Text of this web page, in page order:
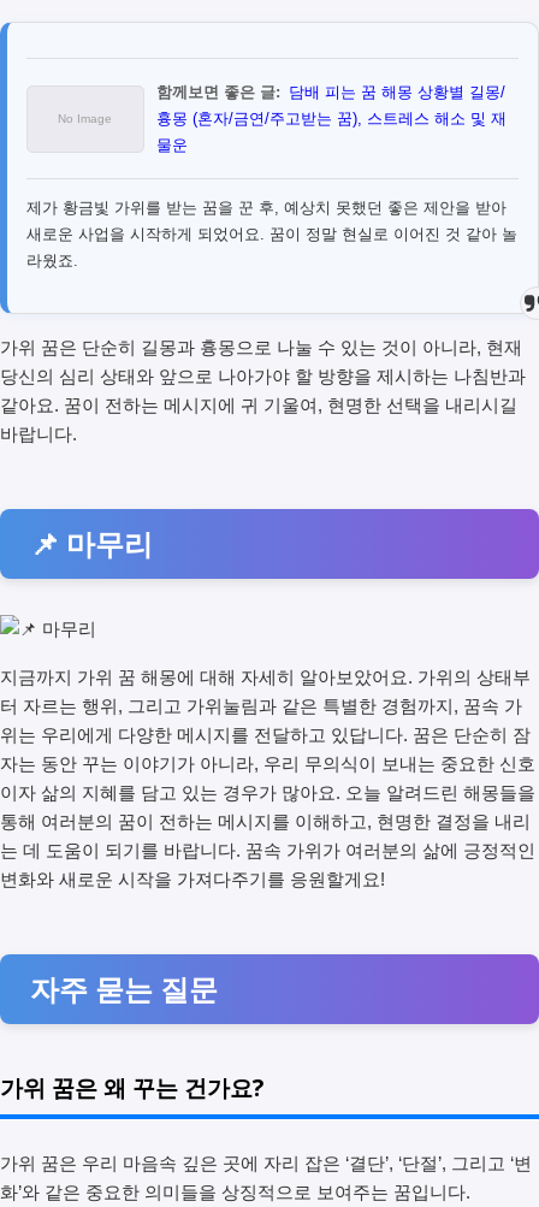
함께보면 좋은 글: 담배 피는 꿈 해몽 상황별 길몽/
흉몽 (혼자/금연/주고받는 꿈), 스트레스 해소 및 재
물운
제가 황금빛 가위를 받는 꿈을 꾼 후, 예상치 못했던 좋은 제안을 받아
새로운 사업을 시작하게 되었어요. 꿈이 정말 현실로 이어진 것 같아 놀
라웠죠.
가위 꿈은 단순히 길몽과 흉몽으로 나눌 수 있는 것이 아니라, 현재
당신의 심리 상태와 앞으로 나아가야 할 방향을 제시하는 나침반과
같아요. 꿈이 전하는 메시지에 귀 기울여, 현명한 선택을 내리시길
바랍니다.
📌 마무리
지금까지 가위 꿈 해몽에 대해 자세히 알아보았어요. 가위의 상태부
터 자르는 행위, 그리고 가위눌림과 같은 특별한 경험까지, 꿈속 가
위는 우리에게 다양한 메시지를 전달하고 있답니다. 꿈은 단순히 잠
자는 동안 꾸는 이야기가 아니라, 우리 무의식이 보내는 중요한 신호
이자 삶의 지혜를 담고 있는 경우가 많아요. 오늘 알려드린 해몽들을
통해 여러분의 꿈이 전하는 메시지를 이해하고, 현명한 결정을 내리
는 데 도움이 되기를 바랍니다. 꿈속 가위가 여러분의 삶에 긍정적인
변화와 새로운 시작을 가져다주기를 응원할게요!
자주 묻는 질문
가위 꿈은 왜 꾸는 건가요?
가위 꿈은 우리 마음속 깊은 곳에 자리 잡은 ‘결단’, ‘단절’, 그리고 ‘변
화’와 같은 중요한 의미들을 상징적으로 보여주는 꿈입니다.